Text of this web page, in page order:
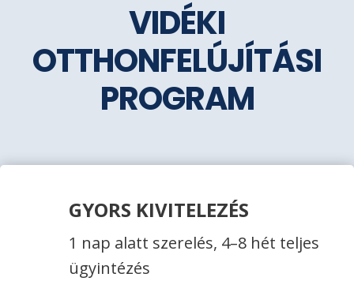
VIDÉKI
OTTHONFELÚJÍTÁSI
PROGRAM
GYORS KIVITELEZÉS
1 nap alatt szerelés, 4–8 hét teljes
ügyintézés